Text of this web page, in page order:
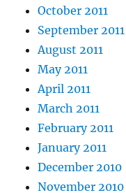
October 2011
September 2011
August 2011
May 2011
April 2011
March 2011
February 2011
January 2011
December 2010
November 2010